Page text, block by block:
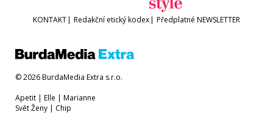
KONTAKT| Redakční etický kodex| Předplatné NEWSLETTER
© 2026 BurdaMedia Extra s.r.o.
Apetit | Elle | Marianne
Svět Ženy | Chip